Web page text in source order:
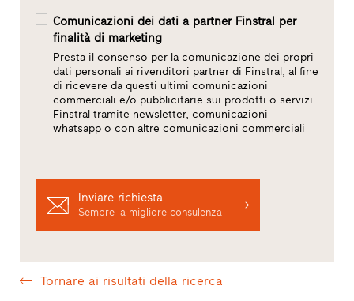
Comunicazioni dei dati a partner Finstral per
finalità di marketing
Presta il consenso per la comunicazione dei propri
dati personali ai rivenditori partner di Finstral, al fine
di ricevere da questi ultimi comunicazioni
commerciali e/o pubblicitarie sui prodotti o servizi
Finstral tramite newsletter, comunicazioni
whatsapp o con altre comunicazioni commerciali
Inviare richiesta
Sempre la migliore consulenza
Tornare ai risultati della ricerca